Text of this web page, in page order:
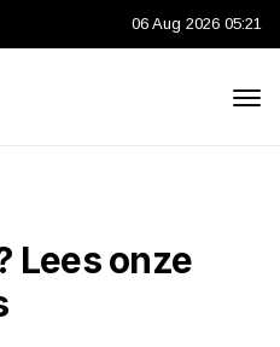
06 Aug 2026 05:21
Lees onze